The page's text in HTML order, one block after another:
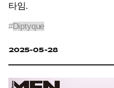
타임.
#Diptyque
2025-05-28